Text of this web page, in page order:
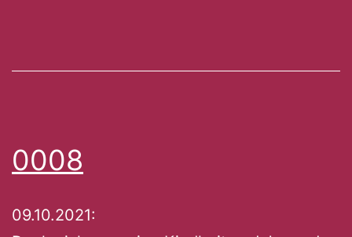
0008
09.10.2021: